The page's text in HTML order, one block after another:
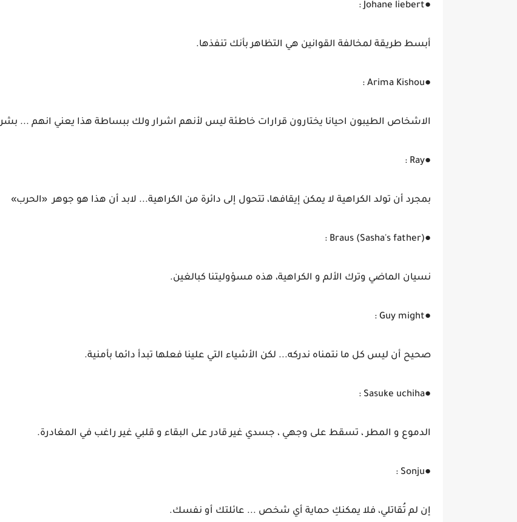
●Johane liebert :
أبسط طريقة لمخالفة القوانين هي التظاهر بأنك تنفذها.
●Arima Kishou :
الاشخاص الطيبون احيانا يختارون قرارات خاطئة ليس لأنهم اشرار ولك ببساطة هذا يعني انهم ... بشر
●Ray :
بمجرد أن تولد الكراهية لا يمكن إيقافها، تتحول إلى دائرة من الكراهية... لابد أن هذا هو جوهر «الحرب»
●Braus (Sasha's father) :
نسيان الماضي وترك الألم و الكراهية، هذه مسؤوليتنا كبالغين.
●Guy might :
صحيح أن ليس كل ما نتمناه ندركه... لكن الأشياء التي علينا فعلها تبدأ دائما بأمنية.
●Sasuke uchiha :
الدموع و المطر ، تسقط على وجهي ، جسدي غير قادر على البقاء و قلبي غير راغب في المغادرة.
●Sonju :
إن لم تُقاتلي، فلا يمكنكِ حماية أي شخص ... عائلتك أو نفسك.